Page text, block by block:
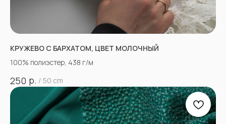
КРУЖЕВО С БАРХАТОМ, ЦВЕТ МОЛОЧНЫЙ
100% полиэстер, 438 г/м
250 р. / 50 cm